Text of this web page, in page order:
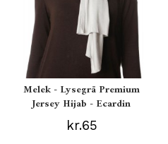
Melek - Lysegrå Premium
Jersey Hijab - Ecardin
kr.65